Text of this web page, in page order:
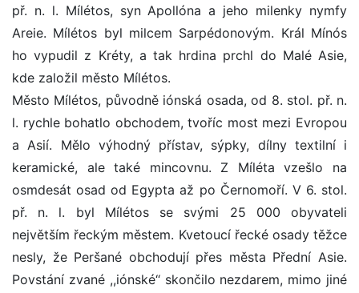
př. n. l. Mílétos, syn Apollóna a jeho milenky nymfy
Areie. Mílétos byl milcem Sarpédonovým. Král Mínós
ho vypudil z Kréty, a tak hrdina prchl do Malé Asie,
kde založil město Mílétos.
Město Mílétos, původně iónská osada, od 8. stol. př. n.
l. rychle bohatlo obchodem, tvoříc most mezi Evropou
a Asií. Mělo výhodný přístav, sýpky, dílny textilní i
keramické, ale také mincovnu. Z Míléta vzešlo na
osmdesát osad od Egypta až po Černomoří. V 6. stol.
př. n. l. byl Mílétos se svými 25 000 obyvateli
největším řeckým městem. Kvetoucí řecké osady těžce
nesly, že Peršané obchodují přes města Přední Asie.
Povstání zvané ,,iónské‘‘ skončilo nezdarem, mimo jiné